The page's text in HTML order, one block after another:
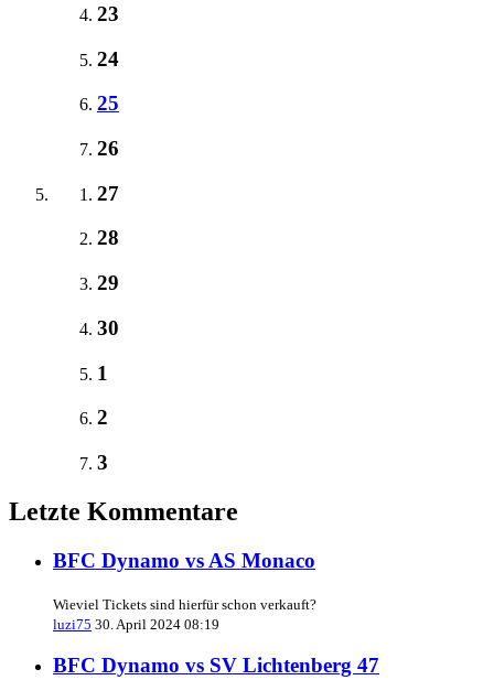
23
24
25
26
27
28
29
30
1
2
3
Letzte Kommentare
BFC Dynamo vs AS Monaco
Wieviel Tickets sind hierfür schon verkauft?
luzi75 30. April 2024 08:19
BFC Dynamo vs SV Lichtenberg 47